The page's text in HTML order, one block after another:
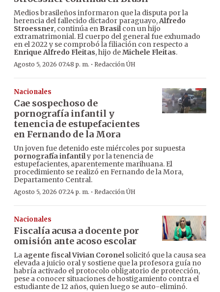
Medios brasileños informaron que la disputa por la
herencia del fallecido dictador paraguayo,Alfredo
Stroessner, continúa en Brasilcon un hijo
extramatrimonial. El cuerpo del general fue exhumado
en el 2022 y se comprobó la filiación con respecto a
Enrique Alfredo Fleitas, hijo deMichele Fleitas.
Agosto 5, 2026 07:48 p. m. · Redacción ÚH
Nacionales
Cae sospechoso de
pornografía infantil y
tenencia de estupefacientes
en Fernando de la Mora
Un joven fue detenido este miércoles por supuesta
pornografía infantily por la tenencia de
estupefacientes, aparentemente marihuana. El
procedimiento se realizó en Fernando de la Mora,
Departamento Central.
Agosto 5, 2026 07:24 p. m. · Redacción ÚH
Nacionales
Fiscalía acusa a docente por
omisión ante acoso escolar
La agente fiscal Vivian Coronelsolicitó que la causa sea
elevada a juicio oral y sostiene que la profesora guía no
habría activado el protocolo obligatorio de protección,
pese a conocer situaciones de hostigamiento contra el
estudiante de 12 años, quien luego se auto-eliminó.